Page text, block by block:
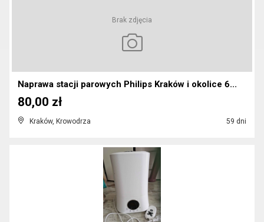
Brak zdjęcia
Naprawa stacji parowych Philips Kraków i okolice 6...
Kraków, Krowodrza 59 dni
80,00 zł